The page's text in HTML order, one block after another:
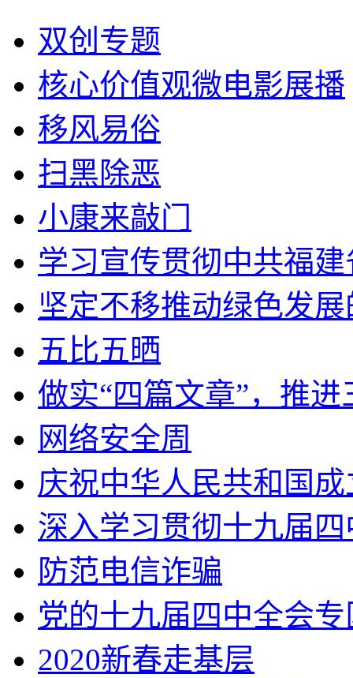
双创专题
核心价值观微电影展播
移风易俗
扫黑除恶
小康来敲门
学习宣传贯彻中共福
坚定不移推动绿色发
五比五晒
做实“四篇文章”，推
网络安全周
庆祝中华人民共和国成
深入学习贯彻十九届
防范电信诈骗
党的十九届四中全会专
2020新春走基层